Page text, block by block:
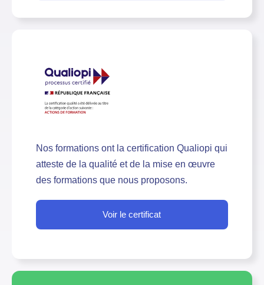
Nos formations ont la certification Qualiopi qui
atteste de la qualité et de la mise en œuvre
des formations que nous proposons.
Voir le certificat